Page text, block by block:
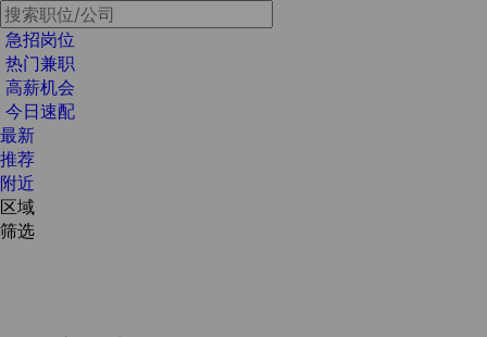
急招岗位
热门兼职
高薪机会
今日速配
最新
推荐
附近
区域
筛选